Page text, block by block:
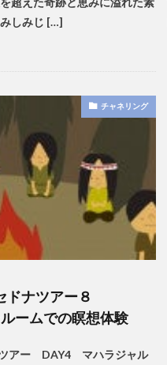
しみじ […]
チャネリング
ナツアー８
ームでの瞑想体験
アー DAY4 マハラジャル